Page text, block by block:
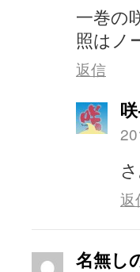
一巻の
照はノ
返信
返
名無し